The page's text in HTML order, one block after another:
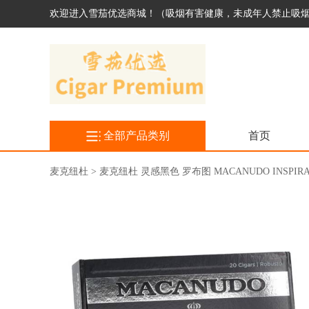
欢迎进入雪茄优选商城！（吸烟有害健康，未成年人禁止吸
全部产品类别 首页
麦克纽杜 > 麦克纽杜 灵感黑色 罗布图 MACANUDO